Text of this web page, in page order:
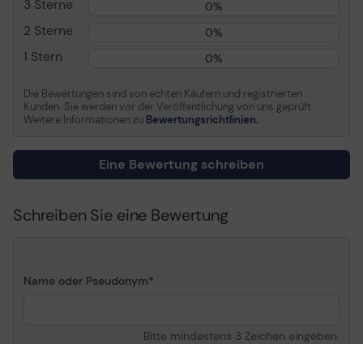
Verschlussart
Reißverschluss
Farbe
Schwarz, Rot
Herstellergarantie
Service und Support
Begrenzte Garantie: -
Lebensdauer
3 Sterne 0%
2 Sterne 0%
1 Stern 0%
Die Bewertungen sind von echten Käufern und registrierten
Kunden. Sie werden vor der Veröffentlichung von uns geprüft.
Weitere Informationen zu Bewertungsrichtlinien.
Eine Bewertung schreiben
Schreiben Sie eine Bewertung
Name oder Pseudonym
Bitte mindestens 3 Zeichen eingeben.